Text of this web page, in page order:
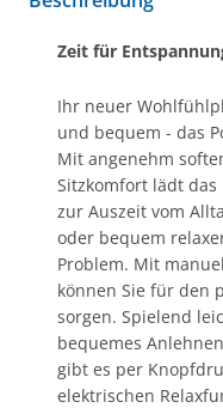
Zeit für
Ihr neuer
und bequem - das
Mit angenehm
Sitzkomfort lädt das
zur Auszeit vom
oder bequem
Problem. Mit
können Sie für den
sorgen. Spielend
bequemes
gibt es per
elektrischen